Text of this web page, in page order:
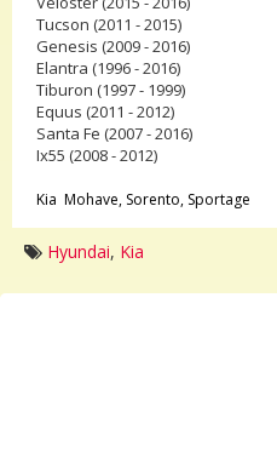
Tucson (2011 - 2015)
Genesis (2009 - 2016)
Elantra (1996 - 2016)
Tiburon (1997 - 1999)
Equus (2011 - 2012)
Santa Fe (2007 - 2016)
Ix55 (2008 - 2012)
Kia Mohave, Sorento, Sportage
Hyundai, Kia